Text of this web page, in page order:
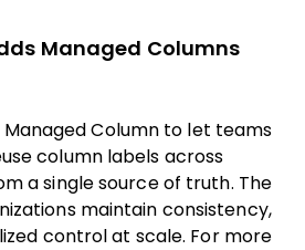
Managed Columns
Column to let teams
column labels across
a single source of truth. The
maintain consistency,
control at scale. For more